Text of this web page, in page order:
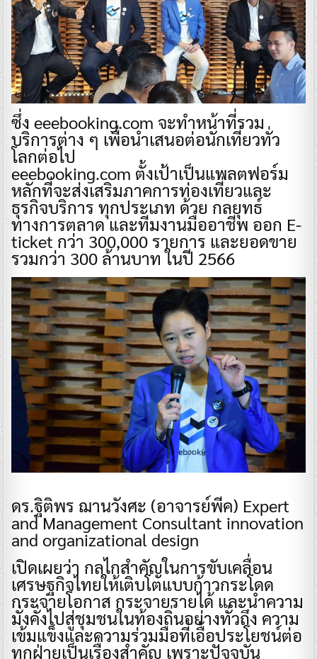
ซึ่ง eeebooking.com จะทำหน้าที่รวม
บริการต่าง ๆ เพื่อนำเสนอต่อนักเที่ยวทั่ว
โลกต่อไป
eeebooking.com ตั้งเป้าเป็นแพลตฟอร์ม
หลักที่จะส่งเสริมภาคการท่องเที่ยวและ
ธุรกิจบริการ ทุกประเภท ด้วย กลยุทธ์
ทางการตลาด และทีมงานมืออาชีพ ออก E-
ticket กว่า 300,000 รายการ และยอดขาย
รวมกว่า 300 ล้านบาท ในปี 2566
ดร.ฐิติพร ฌานวังศะ (อาจารย์พีค) Expert
and Management Consultant innovation
and organizational design
เปิดเผยว่า กลไกสำคัญในการขับเคลื่อน
เศรษฐกิจไทยให้เติบโตแบบก้าวกระโดด
กระจายโอกาส กระจายรายได้ และนำความ
มั่งคั่งไปสู่ชุมชนในท้องถิ่นอย่างทั่วถึง ความ
เข้มแข็งและความร่วมมือที่เอื้อประโยชน์ต่อ
ทุกฝ่ายเป็นเรื่องสำคัญ เพราะปัจจุบัน